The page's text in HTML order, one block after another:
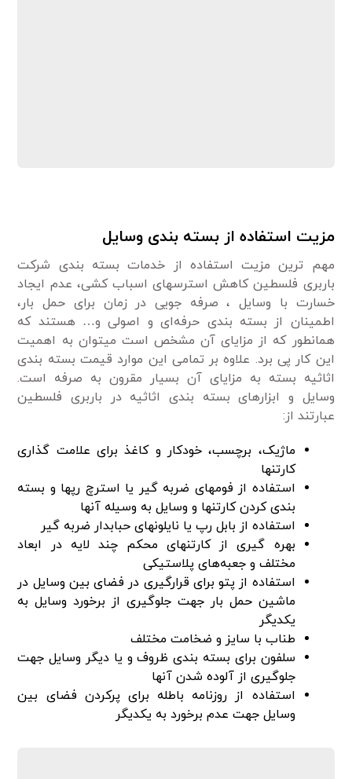
مزیت استفاده از بسته بندی وسایل
مهم ترین مزیت استفاده از خدمات بسته بندی شرکت
باربری فلسطین کاهش استرسهای اسباب کشی، عدم ایجاد
خسارت با وسایل ، صرفه جویی در زمان برای حمل بار،
اطمینان از بسته بندی حرفه‌ای و اصولی و… هستند که
همانطور که از مزایای آن مشخص است می‎توان به اهمیت
این کار پی برد. علاوه بر تمامی این موارد قیمت بسته بندی
اثاثیه بسته به مزایای آن بسیار مقرون به صرفه است.
وسایل و ابزار‌های بسته بندی اثاثیه در باربری فلسطین
عبارتند از:
ماژیک، برچسب، خودکار و کاغذ برای علامت گذاری
کارتنها
استفاده از فومهای ضربه گیر یا استرچ رپها و بسته
بندی کردن کارتنها و وسایل به وسیله آنها
استفاده از بابل رپ یا نایلونهای حبابدار ضربه گیر
بهره گیری از کارتنهای محکم چند لایه در ابعاد
مختلف و جعبه‌های پلاستیکی
استفاده از پتو برای قرارگیری در فضای بین وسایل در
ماشین حمل بار جهت جلوگیری از برخورد وسایل به
یکدیگر
طناب با سایز و ضخامت مختلف
سلفون برای بسته بندی ظروف و یا دیگر وسایل جهت
جلوگیری از آلوده شدن آنها
استفاده از روزنامه باطله برای پرکردن فضای بین
وسایل جهت عدم برخورد به یکدیگر